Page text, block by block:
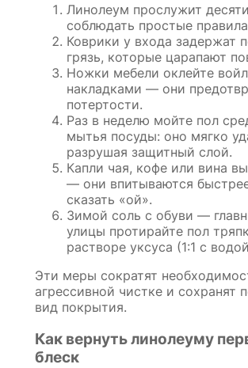
Линолеум прослужит
соблюдать простые
Коврики у входа задержат
грязь, которые царапают
Ножки мебели оклейте
накладками — они
потертости.
Раз в неделю мойте пол
мытья посуды: оно мягко
разрушая защитный слой.
Капли чая, кофе или вина
— они впитываются
сказать «ой».
Зимой соль с обуви —
улицы протирайте пол
растворе уксуса (1:1 с
Эти меры сократят
агрессивной чистке и сохранят
вид покрытия.
Как вернуть линолеуму
блеск